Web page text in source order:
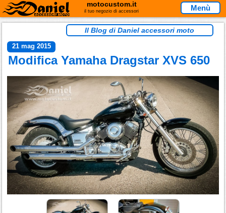
motocustom.it
il tuo negozio di accessori Menù
Il Blog di Daniel accessori moto
21 mag 2015
Modifica Yamaha Dragstar XVS 650